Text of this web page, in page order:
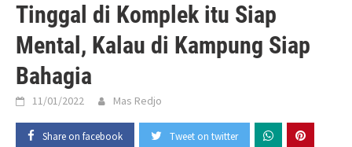
Tinggal di Komplek itu Siap
Mental, Kalau di Kampung Siap
Bahagia
11/01/2022 Mas Redjo
Share on facebook Tweet on twitter